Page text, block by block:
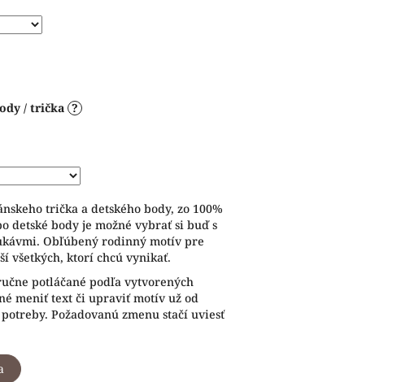
/ trička ?
trička a detského body, zo 100%
detské body je možné vybrať si buď s
Obľúbený rodinný motív pre
všetkých, ktorí chcú vynikať.
potláčané podľa vytvorených
meniť text či upraviť motív už od
Požadovanú zmenu stačí uviesť